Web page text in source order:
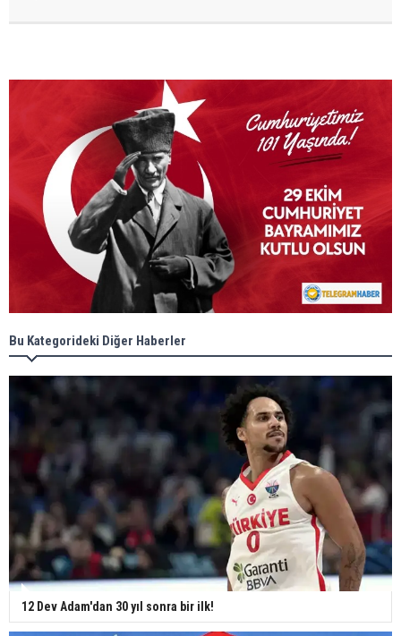
Bu Kategorideki Diğer Haberler
12 Dev Adam'dan 30 yıl sonra bir ilk!